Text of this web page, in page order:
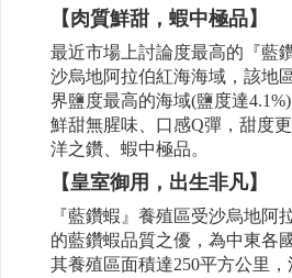
【肉質鮮甜，蝦中極品】
最近市場上討論度最高的『藍
沙烏地阿拉伯紅海海域，該地
界鹽度最高的海域(鹽度達
鮮甜無腥味、口感Q彈，甜度
洋之鑽、蝦中極品。
【皇室御用，出生非凡】
『藍鑽蝦』養殖區受沙烏地阿
的藍鑽蝦品質之優，為中東各
其養殖區面積達250平方公里